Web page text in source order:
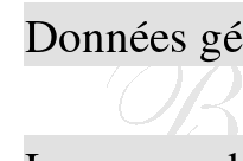
Données